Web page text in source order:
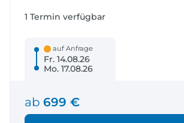
auf Anfrage
Fr. 14.08.26
Mo. 17.08.26
1 Termin verfügbar
ab 699 €